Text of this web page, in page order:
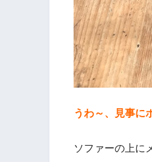
うわ～、見事に
ソファーの上に